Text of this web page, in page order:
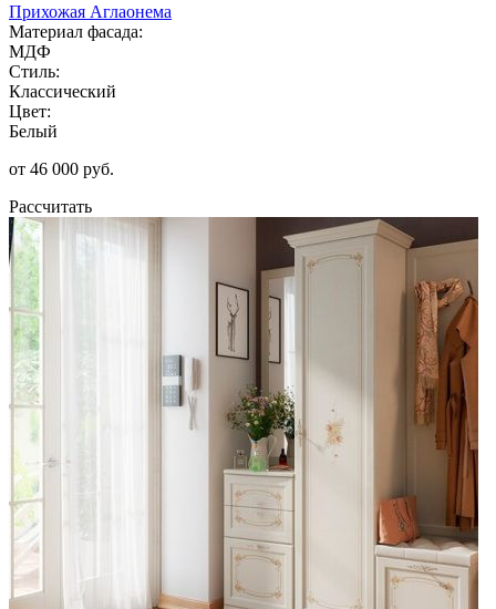
Прихожая Аглаонема
Материал фасада:
МДФ
Стиль:
Классический
Цвет:
Белый
от 46 000 руб.
Рассчитать